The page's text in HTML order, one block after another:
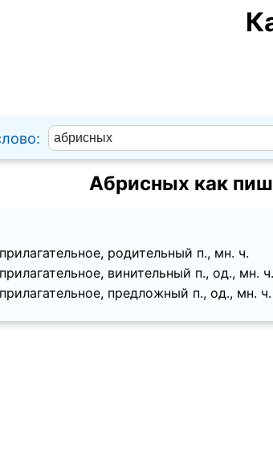
Абрисных как
родительный п., мн. ч.
винительный п., од., мн. ч.
предложный п., од., мн. ч.